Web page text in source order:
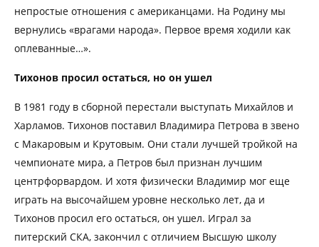
непростые отношения с американцами. На Родину мы
вернулись «врагами народа». Первое время ходили как
оплеванные…».
Тихонов просил остаться, но он ушел
В 1981 году в сборной перестали выступать Михайлов и
Харламов. Тихонов поставил Владимира Петрова в звено
с Макаровым и Крутовым. Они стали лучшей тройкой на
чемпионате мира, а Петров был признан лучшим
центрфорвардом. И хотя физически Владимир мог еще
играть на высочайшем уровне несколько лет, да и
Тихонов просил его остаться, он ушел. Играл за
питерский СКА, закончил с отличием Высшую школу